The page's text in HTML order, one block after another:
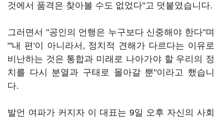
것에서 품격은 찾아볼 수도 없었다"고 덧붙였습니다.
그러면서 "공인의 언행은 누구보다 신중해야 한다"며
"'내 편'이 아니라서, 정치적 견해가 다르다는 이유로
비난하는 것은 통합과 미래로 나아가야 할 우리의 정
치를 다시 분열과 구태로 몰아갈 뿐"이라고 했습니
다.
발언 여파가 커지자 이 대표는 9일 오후 자신의 사회